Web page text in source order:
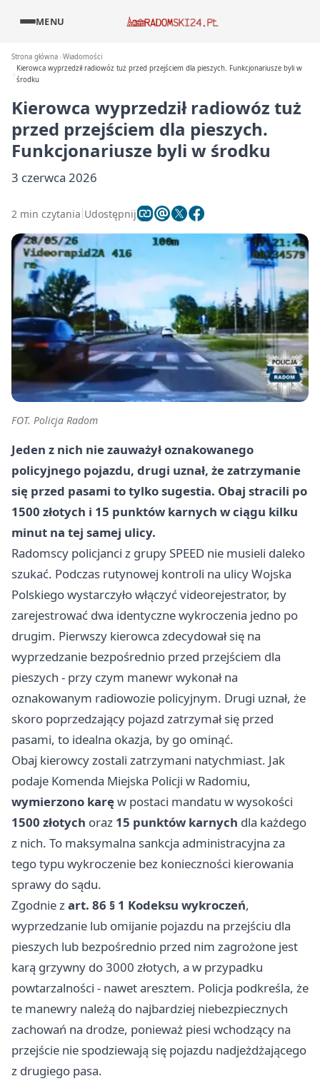
MENU
Strona główna Wiadomości
Kierowca wyprzedził radiowóz tuż przed przejściem dla pieszych. Funkcjonariusze byli w
środku
Kierowca wyprzedził radiowóz tuż
przed przejściem dla pieszych.
Funkcjonariusze byli w środku
3 czerwca 2026
2 min czytania Udostępnij
FOT. Policja Radom
Jeden z nich nie zauważył oznakowanego
policyjnego pojazdu, drugi uznał, że zatrzymanie
się przed pasami to tylko sugestia. Obaj stracili po
1500 złotych i 15 punktów karnych w ciągu kilku
minut na tej samej ulicy.
Radomscy policjanci z grupy SPEED nie musieli daleko
szukać. Podczas rutynowej kontroli na ulicy Wojska
Polskiego wystarczyło włączyć videorejestrator, by
zarejestrować dwa identyczne wykroczenia jedno po
drugim. Pierwszy kierowca zdecydował się na
wyprzedzanie bezpośrednio przed przejściem dla
pieszych - przy czym manewr wykonał na
oznakowanym radiowozie policyjnym. Drugi uznał, że
skoro poprzedzający pojazd zatrzymał się przed
pasami, to idealna okazja, by go ominąć.
Obaj kierowcy zostali zatrzymani natychmiast. Jak
podaje Komenda Miejska Policji w Radomiu,
wymierzono karęw postaci mandatu w wysokości
1500 złotych oraz 15 punktów karnych dla każdego
z nich. To maksymalna sankcja administracyjna za
tego typu wykroczenie bez konieczności kierowania
sprawy do sądu.
Zgodnie zart. 86 § 1 Kodeksu wykroczeń,
wyprzedzanie lub omijanie pojazdu na przejściu dla
pieszych lub bezpośrednio przed nim zagrożone jest
karą grzywny do 3000 złotych, a w przypadku
powtarzalności - nawet aresztem. Policja podkreśla, że
te manewry należą do najbardziej niebezpiecznych
zachowań na drodze, ponieważ piesi wchodzący na
przejście nie spodziewają się pojazdu nadjeżdżającego
z drugiego pasa.